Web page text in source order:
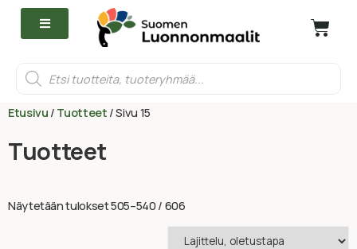
Etusivu / Tuotteet / Sivu 15
Tuotteet
Näytetään tulokset 505–540 / 606